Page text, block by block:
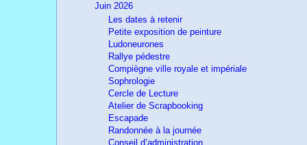
Juin 2026
Les dates à retenir
Petite exposition de peinture
Ludoneurones
Rallye pédestre
Compiègne ville royale et impériale
Sophrologie
Cercle de Lecture
Atelier de Scrapbooking
Escapade
Randonnée à la journée
Conseil d’administration